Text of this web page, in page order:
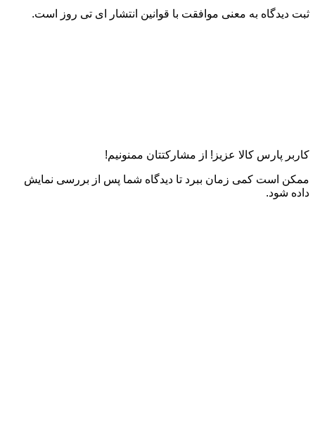
ثبت دیدگاه به معنی موافقت با قوانین انتشار ای تی روز است.
کاربر پارس کالا عزیز! از مشارکتتان ممنونیم!
ممکن است کمی زمان ببرد تا دیدگاه شما پس از بررسی نمایش
داده شود.